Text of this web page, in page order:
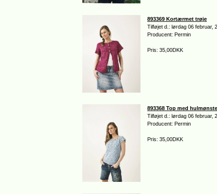
893369 Kortærmet trøje
Tilføjet d.: lørdag 06 februar,
Producent: Permin
Pris: 35,00DKK
893368 Top med
Tilføjet d.: lørdag 06 februar,
Producent: Permin
Pris: 35,00DKK